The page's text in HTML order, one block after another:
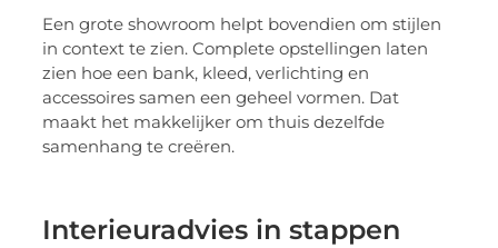
Een grote showroom helpt bovendien om stijlen
in context te zien. Complete opstellingen laten
zien hoe een bank, kleed, verlichting en
accessoires samen een geheel vormen. Dat
maakt het makkelijker om thuis dezelfde
samenhang te creëren.
Interieuradvies in stappen